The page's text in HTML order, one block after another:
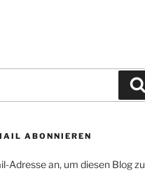
ABONNIEREN
Adresse an, um diesen Blog zu